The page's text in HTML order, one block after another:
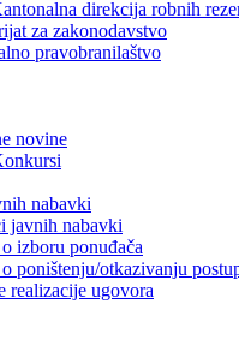
direkcija robnih
za zakonodavstvo
pravobranilaštvo
novine
nabavki
javnih nabavki
izboru ponuđača
poništenju/otkazivanju
realizacije ugovora